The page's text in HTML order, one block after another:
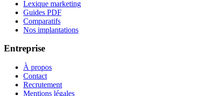
Lexique marketing
Guides PDF
Comparatifs
Nos implantations
Entreprise
À propos
Contact
Recrutement
Mentions légales